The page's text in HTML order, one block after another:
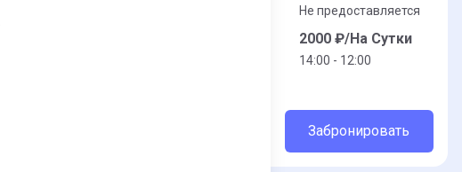
Не предоставляется
2000₽/На Сутки
14:00 - 12:00
Забронировать